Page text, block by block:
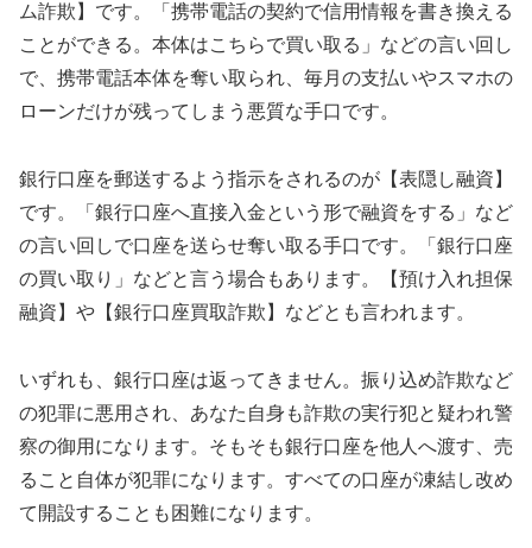
ム詐欺】です。「携帯電話の契約で信用情報を書き換える
ことができる。本体はこちらで買い取る」などの言い回し
で、携帯電話本体を奪い取られ、毎月の支払いやスマホの
ローンだけが残ってしまう悪質な手口です。
銀行口座を郵送するよう指示をされるのが【表隠し融資】
です。「銀行口座へ直接入金という形で融資をする」など
の言い回しで口座を送らせ奪い取る手口です。「銀行口座
の買い取り」などと言う場合もあります。【預け入れ担保
融資】や【銀行口座買取詐欺】などとも言われます。
いずれも、銀行口座は返ってきません。振り込め詐欺など
の犯罪に悪用され、あなた自身も詐欺の実行犯と疑われ警
察の御用になります。そもそも銀行口座を他人へ渡す、売
ること自体が犯罪になります。すべての口座が凍結し改め
て開設することも困難になります。